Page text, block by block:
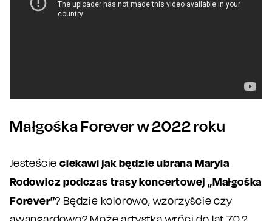
Małgośka Forever w 2022 roku
Jesteście ciekawi jak będzie ubrana Maryla
Rodowicz podczas trasy koncertowej „Małgośka
Forever”? Będzie kolorowo, wzorzyście czy